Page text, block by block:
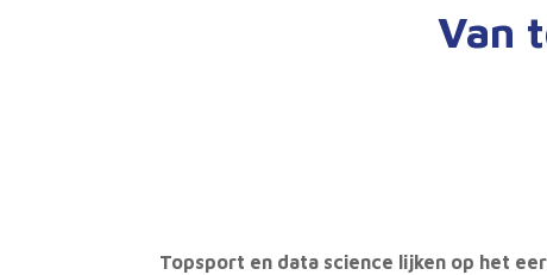
Van
Topsport en data science lijken op het